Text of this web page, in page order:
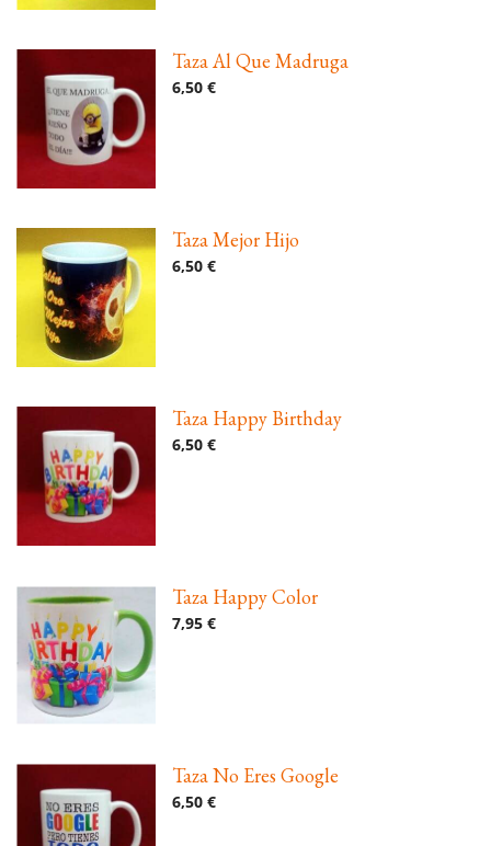
Taza Al Que Madruga
6,50 €
Taza Mejor Hijo
6,50 €
Taza Happy Birthday
6,50 €
Taza Happy Color
7,95 €
Taza No Eres Google
6,50 €